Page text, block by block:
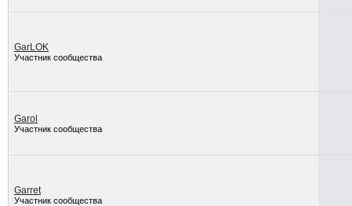
GarLOK
Участник сообщества
Garol
Участник сообщества
Garret
Участник сообщества